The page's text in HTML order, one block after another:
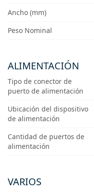
Ancho (mm)
Peso Nominal
ALIMENTACIÓN
Tipo de conector de
puerto de alimentación
Ubicación del dispositivo
de alimentación
Cantidad de puertos de
alimentación
VARIOS